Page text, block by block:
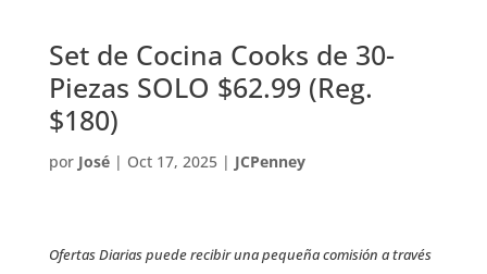
Set de Cocina Cooks de 30-
Piezas SOLO $62.99 (Reg.
$180)
por José| Oct 17, 2025| JCPenney
Ofertas Diarias puede recibir una pequeña comisión a través